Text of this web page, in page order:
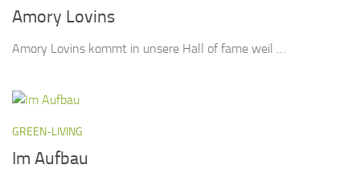
Amory Lovins
Amory Lovins kommt in unsere Hall of fame weil …
GREEN-LIVING
Im Aufbau